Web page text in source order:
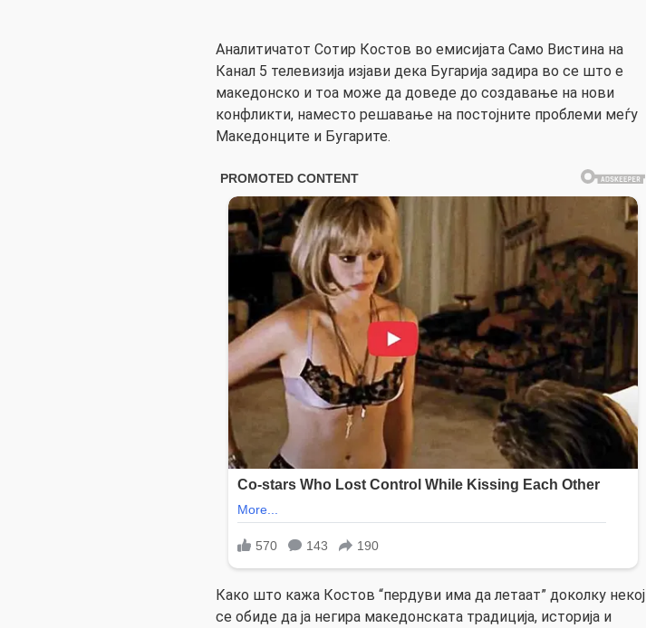
Аналитичатот Сотир Костов во емисијата Само Вистина на
Канал 5 телевизија изјави дека Бугарија задира во се што е
македонско и тоа може да доведе до создавање на нови
конфликти, наместо решавање на постојните проблеми меѓу
Македонците и Бугарите.
Како што кажа Костов “пердуви има да летаат” доколку некој
се обиде да ја негира македонската традиција, историја и